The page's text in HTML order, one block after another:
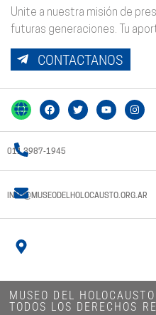
Unite a nuestra misión de
futuras generaciones. Tu
CONTACTANOS
011 3987-1945
INFO@MUSEODELHOLOCAUSTO.ORG.AR
MUSEO DEL
TODOS LOS DERECHOS